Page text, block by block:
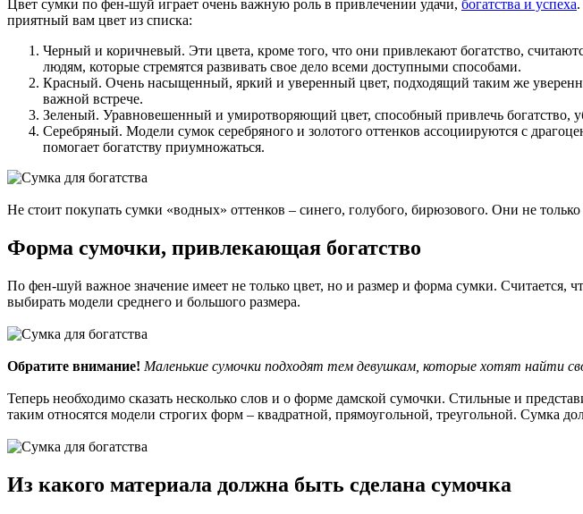
Цвет сумки по фен-шуй играет очень важную роль в привлечении удачи, богатства и успеха
приятный вам цвет из списка:
Черный и коричневый. Эти цвета, кроме того, что они привлекают богатство,
людям, которые стремятся развивать свое дело всеми доступными способами.
Красный. Очень насыщенный, яркий и уверенный цвет, подходящий таким же
важной встрече.
Зеленый. Уравновешенный и умиротворяющий цвет, способный привлечь богатство,
Серебряный. Модели сумок серебряного и золотого оттенков ассоциируются с
помогает богатству приумножаться.
Не стоит покупать сумки «водных» оттенков – синего, голубого, бирюзового. Они не
Форма сумочки, привлекающая богатство
По фен-шуй важное значение имеет не только цвет, но и размер и форма сумки.
выбирать модели среднего и большого размера.
Обратите внимание! Маленькие сумочки подходят тем девушкам, которые хотят найти
Теперь необходимо сказать несколько слов и о форме дамской сумочки. Стильные и
таким относятся модели строгих форм – квадратной, прямоугольной, треугольной. Сумка
Из какого материала должна быть сделана сумочка